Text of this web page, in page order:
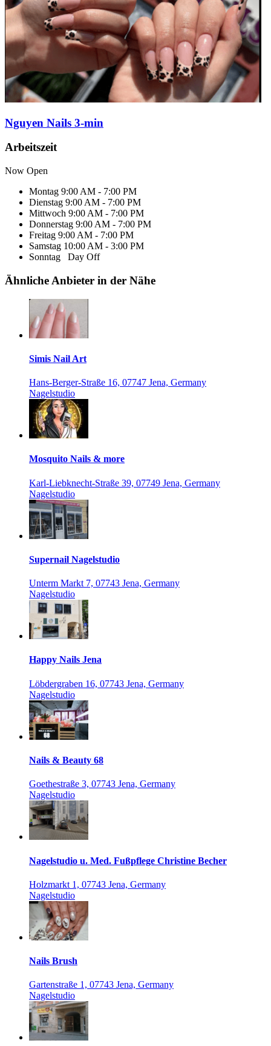
Nguyen Nails 3-min
Arbeitszeit
Now Open
Montag 9:00 AM - 7:00 PM
Dienstag 9:00 AM - 7:00 PM
Mittwoch 9:00 AM - 7:00 PM
Donnerstag 9:00 AM - 7:00 PM
Freitag 9:00 AM - 7:00 PM
Samstag 10:00 AM - 3:00 PM
Sonntag Day Off
Ähnliche Anbieter in der Nähe
Simis Nail Art
Hans-Berger-Straße 16, 07747 Jena, Germany
Nagelstudio
Mosquito Nails & more
Karl-Liebknecht-Straße 39, 07749 Jena, Germany
Nagelstudio
Supernail Nagelstudio
Unterm Markt 7, 07743 Jena, Germany
Nagelstudio
Happy Nails Jena
Löbdergraben 16, 07743 Jena, Germany
Nagelstudio
Nails & Beauty 68
Goethestraße 3, 07743 Jena, Germany
Nagelstudio
Nagelstudio u. Med. Fußpflege Christine Becher
Holzmarkt 1, 07743 Jena, Germany
Nagelstudio
Nails Brush
Gartenstraße 1, 07743 Jena, Germany
Nagelstudio